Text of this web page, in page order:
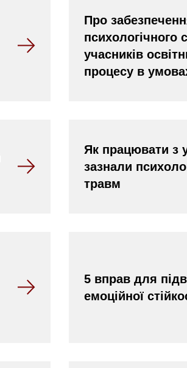
Про
психологічного
учасників
процесу в
Як працювати з
зазнали
травм
5 вправ для
емоційної